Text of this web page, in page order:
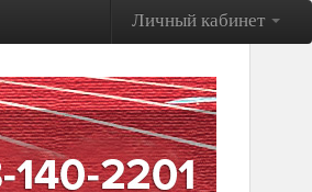
Личный кабинет